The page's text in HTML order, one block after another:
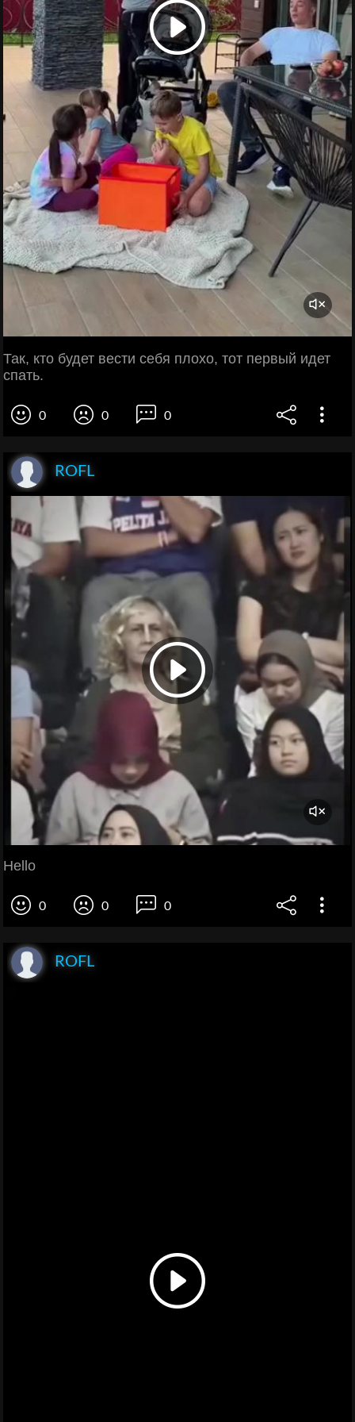
Так, кто будет вести себя плохо, тот первый идет
спать.
0 0 0
ROFL
Hello
0 0 0
ROFL